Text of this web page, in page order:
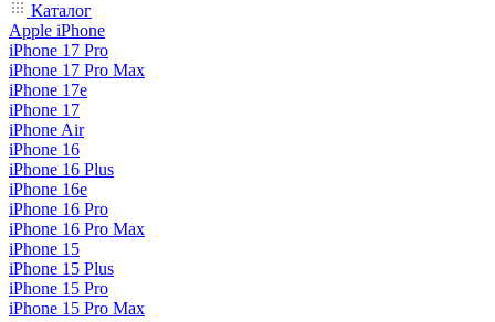
Каталог
Apple iPhone
iPhone 17 Pro
iPhone 17 Pro Max
iPhone 17e
iPhone 17
iPhone Air
iPhone 16
iPhone 16 Plus
iPhone 16e
iPhone 16 Pro
iPhone 16 Pro Max
iPhone 15
iPhone 15 Plus
iPhone 15 Pro
iPhone 15 Pro Max